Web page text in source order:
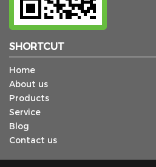
SHORTCUT
Home
About us
Products
Service
Blog
Contact us